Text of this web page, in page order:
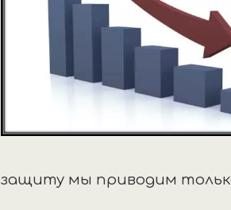
защиту мы приводим